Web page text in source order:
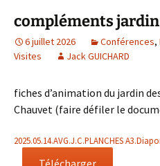
compléments jardin
6 juillet 2026 Conférences,
Visites
Jack GUICHARD
fiches d’animation du jardin
Chauvet (faire défiler le
2025.05.14.AVG.J.C.PLANCHES
Télécharger